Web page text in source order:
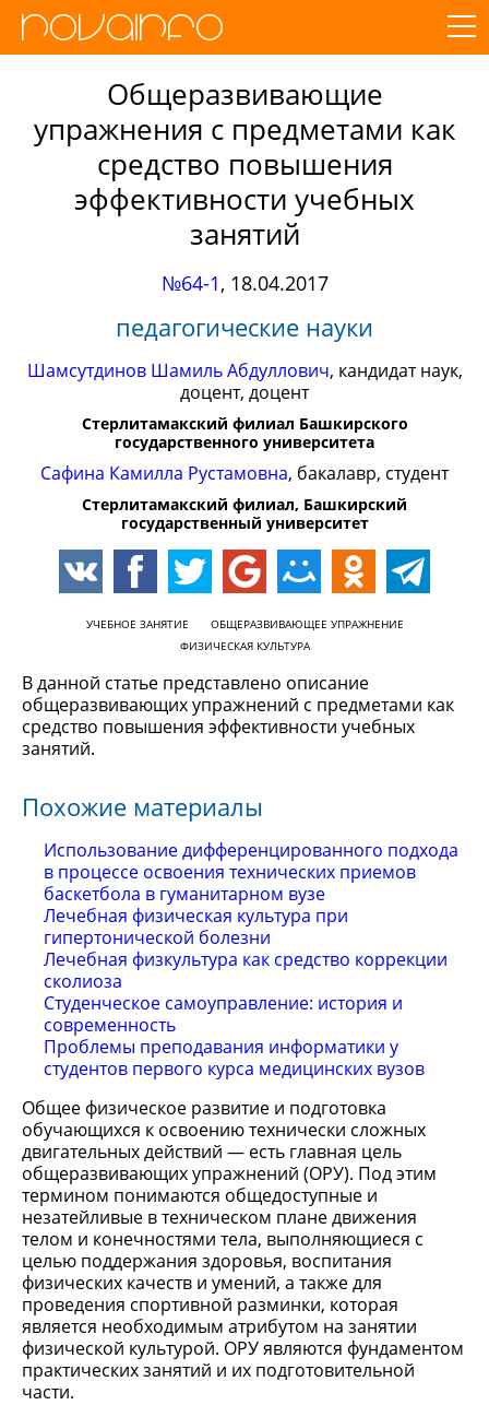
Общеразвивающие
упражнения с предметами как
средство повышения
эффективности учебных
занятий
№64-1, 18.04.2017
педагогические науки
Шамсутдинов Шамиль Абдуллович, кандидат наук,
доцент, доцент
Стерлитамакский филиал Башкирского
государственного университета
Сафина Камилла Рустамовна, бакалавр, студент
Стерлитамакский филиал, Башкирский
государственный университет
УЧЕБНОЕ ЗАНЯТИЕ
ОБЩЕРАЗВИВАЮЩЕЕ УПРАЖНЕНИЕ
ФИЗИЧЕСКАЯ КУЛЬТУРА
В данной статье представлено описание
общеразвивающих упражнений с предметами как
средство повышения эффективности учебных
занятий.
Похожие материалы
Использование дифференцированного подхода
в процессе освоения технических приемов
баскетбола в гуманитарном вузе
Лечебная физическая культура при
гипертонической болезни
Лечебная физкультура как средство коррекции
сколиоза
Студенческое самоуправление: история и
современность
Проблемы преподавания информатики у
студентов первого курса медицинских вузов
Общее физическое развитие и подготовка
обучающихся к освоению технически сложных
двигательных действий — есть главная цель
общеразвивающих упражнений (ОРУ). Под этим
термином понимаются общедоступные и
незатейливые в техническом плане движения
телом и конечностями тела, выполняющиеся с
целью поддержания здоровья, воспитания
физических качеств и умений, а также для
проведения спортивной разминки, которая
является необходимым атрибутом на занятии
физической культурой. ОРУ являются фундаментом
практических занятий и их подготовительной
части.